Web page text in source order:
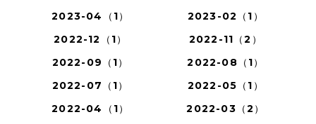
2023-04（1）
2023-02（1）
2022-12（1）
2022-11（2）
2022-09（1）
2022-08（1）
2022-07（1）
2022-05（1）
2022-04（1）
2022-03（2）